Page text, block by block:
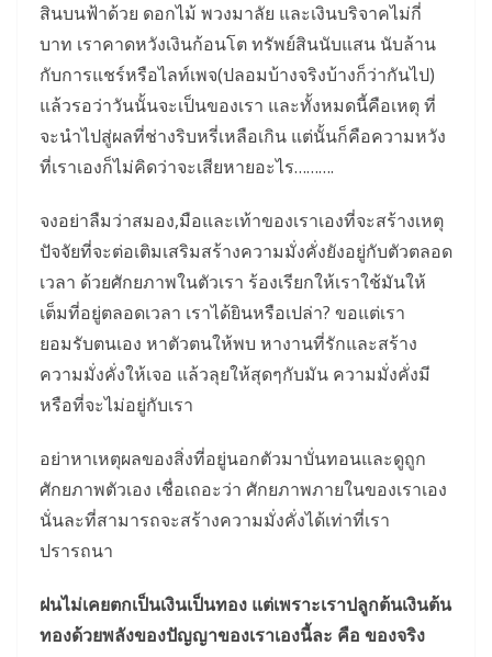
สินบนฟ้าด้วย ดอกไม้ พวงมาลัย และเงินบริจาคไม่กี่
บาท เราคาดหวังเงินก้อนโต ทรัพย์สินนับแสน นับล้าน
กับการแชร์หรือไลท์เพจ(ปลอมบ้างจริงบ้างก็ว่ากันไป)
แล้วรอว่าวันนั้นจะเป็นของเรา และทั้งหมดนี้คือเหตุ ที่
จะนำไปสู่ผลที่ช่างริบหรี่เหลือเกิน แต่นั้นก็คือความหวัง
ที่เราเองก็ไม่คิดว่าจะเสียหายอะไร……….
จงอย่าลืมว่าสมอง,มือและเท้าของเราเองที่จะสร้างเหตุ
ปัจจัยที่จะต่อเติมเสริมสร้างความมั่งคั่งยังอยู่กับตัวตลอด
เวลา ด้วยศักยภาพในตัวเรา ร้องเรียกให้เราใช้มันให้
เต็มที่อยู่ตลอดเวลา เราได้ยินหรือเปล่า? ขอแต่เรา
ยอมรับตนเอง หาตัวตนให้พบ หางานที่รักและสร้าง
ความมั่งคั่งให้เจอ แล้วลุยให้สุดๆกับมัน ความมั่งคั่งมี
หรือที่จะไม่อยู่กับเรา
อย่าหาเหตุผลของสิ่งที่อยู่นอกตัวมาบั่นทอนและดูถูก
ศักยภาพตัวเอง เชื่อเถอะว่า ศักยภาพภายในของเราเอง
นั่นละที่สามารถจะสร้างความมั่งคั่งได้เท่าที่เรา
ปรารถนา
ฝนไม่เคยตกเป็นเงินเป็นทอง แต่เพราะเราปลูกต้นเงินต้น
ทองด้วยพลังของปัญญาของเราเองนี้ละ คือ ของจริง